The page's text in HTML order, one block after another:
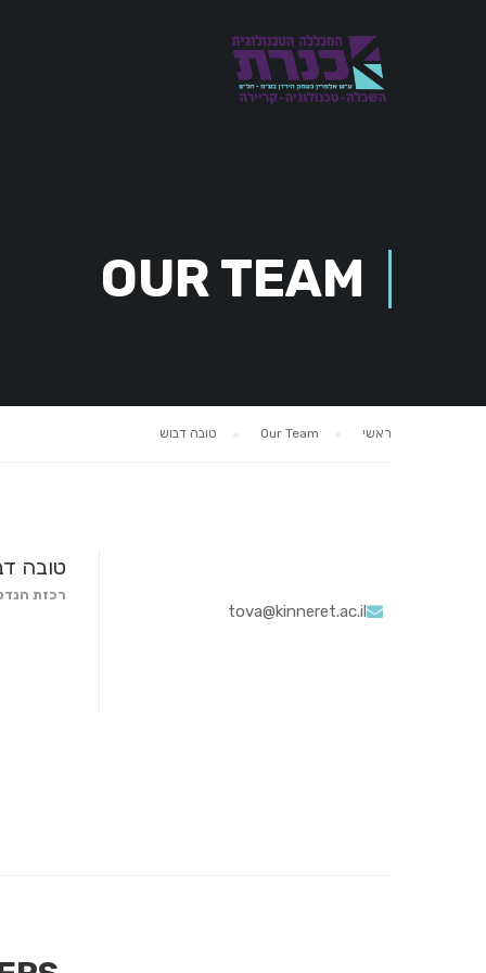
OUR TEAM
ראשי Our Team טובה דבוש
טובה
רכזת
tova@kinneret.ac.il